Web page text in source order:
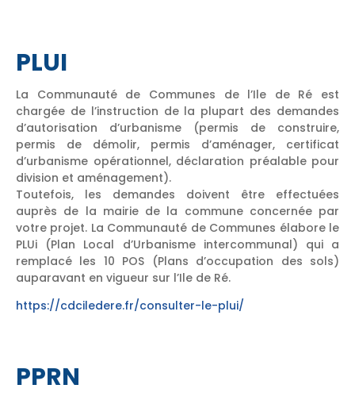
PLUI
La Communauté de Communes de l’Ile de Ré est
chargée de l’instruction de la plupart des demandes
d’autorisation d’urbanisme (permis de construire,
permis de démolir, permis d’aménager, certificat
d’urbanisme opérationnel, déclaration préalable pour
division et aménagement).
Toutefois, les demandes doivent être effectuées
auprès de la mairie de la commune concernée par
votre projet. La Communauté de Communes élabore le
PLUi (Plan Local d’Urbanisme intercommunal) qui a
remplacé les 10 POS (Plans d’occupation des sols)
auparavant en vigueur sur l’Ile de Ré.
https://cdciledere.fr/consulter-le-plui/
PPRN